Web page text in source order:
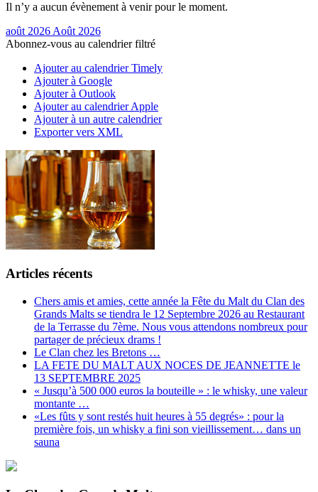
Il n’y a aucun évènement à venir pour le moment.
août 2026 Août 2026
Abonnez-vous au calendrier filtré
Ajouter au calendrier Timely
Ajouter à Google
Ajouter à Outlook
Ajouter au calendrier Apple
Ajouter à un autre calendrier
Exporter vers XML
Articles récents
Chers amis et amies, cette année la Fête du Malt du Clan des
Grands Malts se tiendra le 12 Septembre 2026 au Restaurant
de la Terrasse du 7ème. Nous vous attendons nombreux pour
partager de précieux drams !
Le Clan chez les Bretons …
LA FETE DU MALT AUX NOCES DE JEANNETTE le
13 SEPTEMBRE 2025
« Jusqu’à 500 000 euros la bouteille » : le whisky, une valeur
montante …
«Les fûts y sont restés huit heures à 55 degrés» : pour la
première fois, un whisky a fini son vieillissement… dans un
sauna